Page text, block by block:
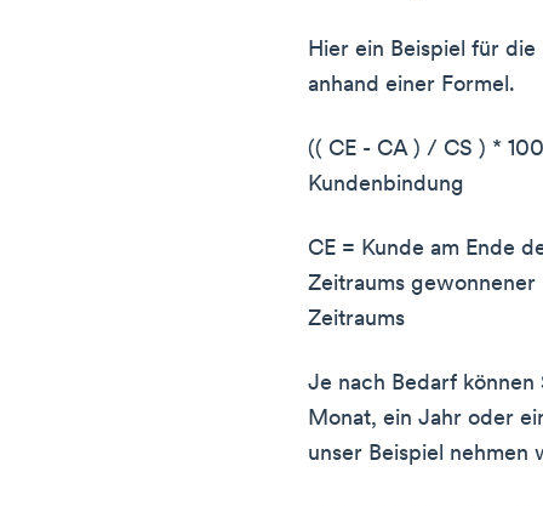
Hier ein Beispiel für
anhand einer Formel.
(( CE - CA ) / CS ) *
Kundenbindung
CE = Kunde am Ende
Zeitraums gewonnener
Zeitraums
Je nach Bedarf können
Monat, ein Jahr oder
unser Beispiel nehmen